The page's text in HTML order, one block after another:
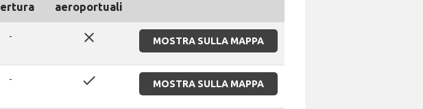
aeroportuali
- close MOSTRA SULLA MAPPA
- done MOSTRA SULLA MAPPA